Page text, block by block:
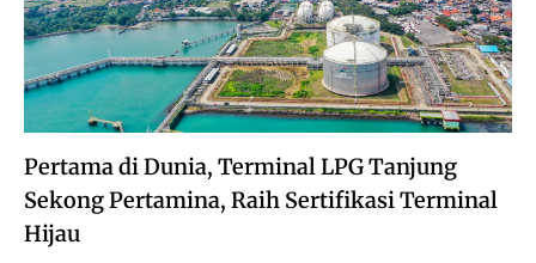
Pertama di Dunia, Terminal LPG Tanjung
Sekong Pertamina, Raih Sertifikasi Terminal
Hijau